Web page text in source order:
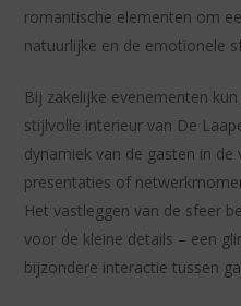
romantische elementen om
natuurlijke en de emotionele
Bij zakelijke evenementen
stijlvolle interieur van De
dynamiek van de gasten in de
presentaties of
Het vastleggen van de sfeer
voor de kleine details – een
bijzondere interactie tussen